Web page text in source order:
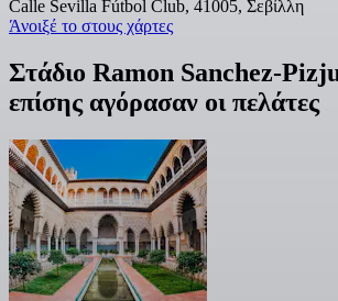
Calle Sevilla Fútbol Club, 41005, Σεβίλλη
Άνοιξέ το στους χάρτες
Στάδιο Ramon Sanchez-
επίσης αγόρασαν οι πελάτες